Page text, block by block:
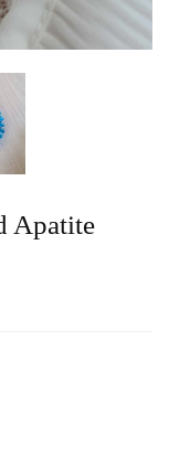
Apatite